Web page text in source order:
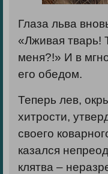
Глаза льва
«Лживая тварь!
меня?!» И в
его обедом.
Теперь лев,
хитрости,
своего
казался
клятва –